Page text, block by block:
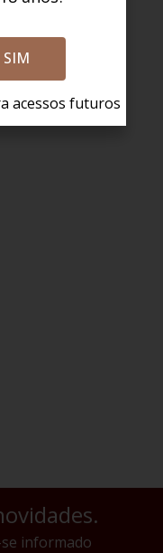
informado
SIM
acessos futuros